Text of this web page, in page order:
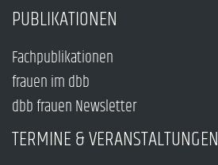
PUBLIKATIONEN
Fachpublikationen
frauen im dbb
dbb frauen Newsletter
TERMINE & VERANSTALTUNGEN